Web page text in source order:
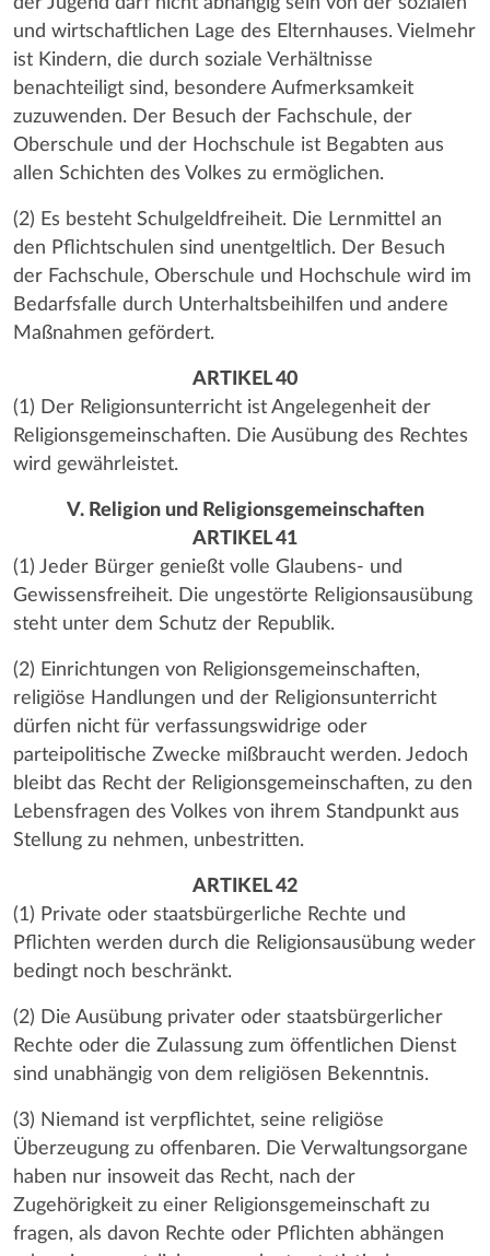
und wirtschaftlichen Lage des Elternhauses. Vielmehr
ist Kindern, die durch soziale Verhältnisse
benachteiligt sind, besondere Aufmerksamkeit
zuzuwenden. Der Besuch der Fachschule, der
Oberschule und der Hochschule ist Begabten aus
allen Schichten des Volkes zu ermöglichen.
(2) Es besteht Schulgeldfreiheit. Die Lernmittel an
den Pflichtschulen sind unentgeltlich. Der Besuch
der Fachschule, Oberschule und Hochschule wird im
Bedarfsfalle durch Unterhaltsbeihilfen und andere
Maßnahmen gefördert.
ARTIKEL 40
(1) Der Religionsunterricht ist Angelegenheit der
Religionsgemeinschaften. Die Ausübung des Rechtes
wird gewährleistet.
V. Religion und Religionsgemeinschaften
ARTIKEL 41
(1) Jeder Bürger genießt volle Glaubens- und
Gewissensfreiheit. Die ungestörte Religionsausübung
steht unter dem Schutz der Republik.
(2) Einrichtungen von Religionsgemeinschaften,
religiöse Handlungen und der Religionsunterricht
dürfen nicht für verfassungswidrige oder
parteipolitische Zwecke mißbraucht werden. Jedoch
bleibt das Recht der Religionsgemeinschaften, zu den
Lebensfragen des Volkes von ihrem Standpunkt aus
Stellung zu nehmen, unbestritten.
ARTIKEL 42
(1) Private oder staatsbürgerliche Rechte und
Pflichten werden durch die Religionsausübung weder
bedingt noch beschränkt.
(2) Die Ausübung privater oder staatsbürgerlicher
Rechte oder die Zulassung zum öffentlichen Dienst
sind unabhängig von dem religiösen Bekenntnis.
(3) Niemand ist verpflichtet, seine religiöse
Überzeugung zu offenbaren. Die Verwaltungsorgane
haben nur insoweit das Recht, nach der
Zugehörigkeit zu einer Religionsgemeinschaft zu
fragen, als davon Rechte oder Pflichten abhängen